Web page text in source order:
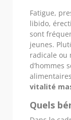
Fatigue,
libido,
sont
jeunes.
radicale ou
d’hommes
vitalité
Quels